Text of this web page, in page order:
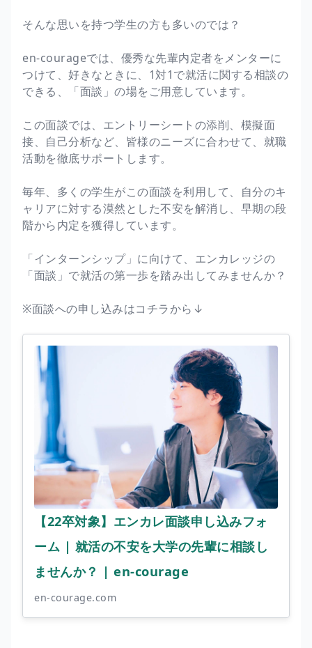
そんな思いを持つ学生の方も多いのでは？
en-courageでは、優秀な先輩内定者をメンターに
つけて、好きなときに、1対1で就活に関する相談の
できる、「面談」の場をご用意しています。
この面談では、エントリーシートの添削、模擬面
接、自己分析など、皆様のニーズに合わせて、就職
活動を徹底サポートします。
毎年、多くの学生がこの面談を利用して、自分のキ
ャリアに対する漠然とした不安を解消し、早期の段
階から内定を獲得しています。
「インターンシップ」に向けて、エンカレッジの
「面談」で就活の第一歩を踏み出してみませんか？
※面談への申し込みはコチラから↓
【22卒対象】エンカレ面談申し込みフォ
ーム | 就活の不安を大学の先輩に相談し
ませんか？ | en-courage
en-courage.com